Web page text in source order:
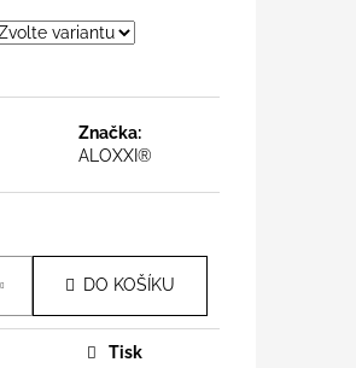
Značka:
ALOXXI®
DO KOŠÍKU
Tisk